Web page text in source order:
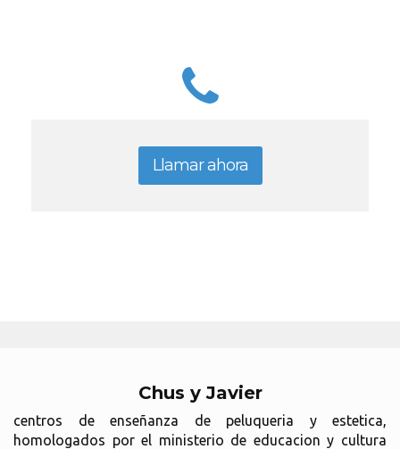
Llamar ahora
Chus y Javier
centros de enseñanza de peluqueria y estetica,
homologados por el ministerio de educacion y cultura